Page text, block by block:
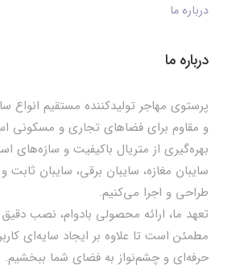
درباره ما
درباره ما
پرستوی مهاجر تولیدکننده مستقیم انواع
و مقاوم برای فضاهای تجاری و مسکونی
بهره‌گیری از متریال باکیفیت و سازه‌های
سایبان مغازه، سایبان برقی، سایبان ثابت
طراحی و اجرا می‌کنیم.
تعهد ما، ارائه محصولی بادوام، نصب
مطمئن است تا علاوه بر ایجاد سایه‌ای
حرفه‌ای و چشم‌نواز به فضای شما ببخشیم.